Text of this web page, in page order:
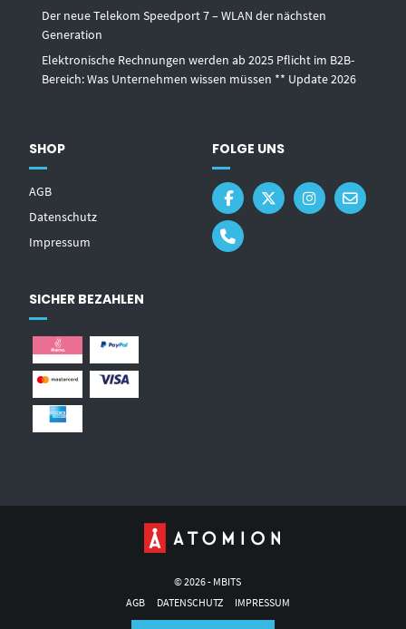
Der neue Telekom Speedport 7 – WLAN der nächsten
Generation
Elektronische Rechnungen werden ab 2025 Pflicht im B2B-
Bereich: Was Unternehmen wissen müssen ** Update 2026
SHOP
AGB
Datenschutz
Impressum
FOLGE UNS
SICHER BEZAHLEN
© 2026 - MBITS
AGB
DATENSCHUTZ IMPRESSUM